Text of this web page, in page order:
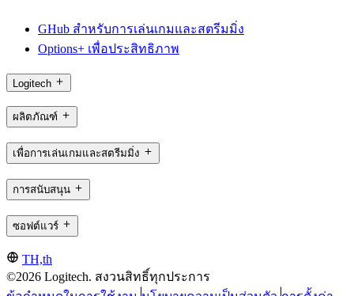
GHub สำหรับการเล่นเกมและสตรีมมิ่ง
Options+ เพื่อประสิทธิภาพ
Logitech
ผลิตภัณฑ์
เพื่อการเล่นเกมและสตรีมมิ่ง
การสนับสนุน
ซอฟต์แวร์
TH,th
©2026 Logitech. สงวนสิทธิ์ทุกประการ